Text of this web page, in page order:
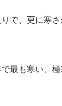
で、更に寒さ
最も寒い、極